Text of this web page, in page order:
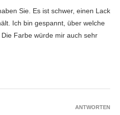
Sie. Es ist schwer, einen Lack
Ich bin gespannt, über welche
Farbe würde mir auch sehr
ANTWORTEN